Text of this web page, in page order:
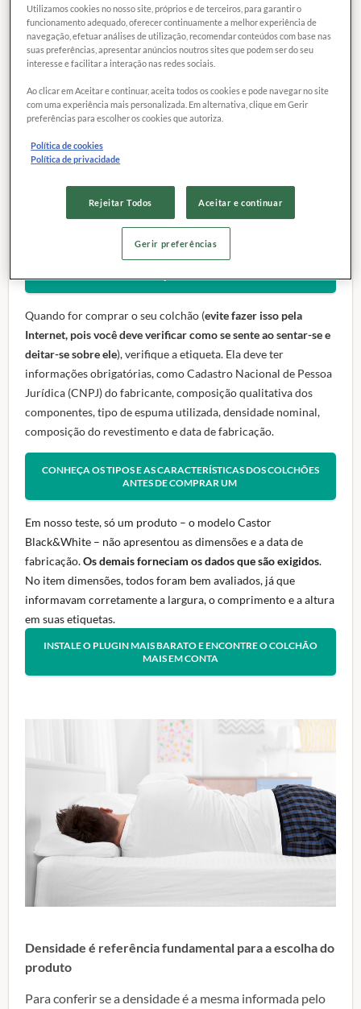
resultados foram similares aos de 2016 e muito
melhores do que os de 2012. A notícia fica melhor ainda,
se você considerar que pode economizar cerca de R$
360, se optar por nossa escolha certa em vez do mais
caro do teste (comparação dos preços mínimos). Vale
lembrar quetodos os modelos testados já são
certificados pelo Instituto Nacional de Metrologia,
Qualidade e Tecnologia (Inmetro)
2015, devem ser vendidos no comércio
órgão. Para os de mola, teremos esta obrigatoriedade somente
DENÚNCIAS DA PROTESTE CONTRIBUÍRAM PARA A
Quando for comprar o seu colchão (evite fazer isso pela
Internet, pois você deve verificar como se sente ao sentar-se e
deitar-se sobre ele), verifique a etiqueta. Ela deve ter
informações obrigatórias, como Cadastro Nacional de Pessoa
Jurídica (CNPJ) do fabricante, composição qualitativa dos
componentes, tipo de espuma utilizada, densidade nominal,
composição do revestimento e data de fabricação.
CONHEÇA OS TIPOS E AS CARACTERÍSTICAS DOS COLCHÕES
ANTES DE COMPRAR UM
Em nosso teste, só um produto – o modelo Castor
Black&White – não apresentou as dimensões e a data de
fabricação.Os demais forneciam os dados que são exigidos.
No item dimensões, todos foram bem avaliados, já que
informavam corretamente a largura, o comprimento e a altura
em suas etiquetas.
INSTALE O PLUGIN MAIS BARATO E ENCONTRE O COLCHÃO
MAIS EM CONTA
Densidade é referência fundamental para a escolha do
produto
Para conferir se a densidade é a mesma informada pelo
Utilizamos cookies no nosso site, próprios e de terceiros, para garantir o
funcionamento adequado, oferecer continuamente a melhor experiência de
navegação, efetuar análises de utilização, recomendar conteúdos com base nas
suas preferências, apresentar anúncios noutros sites que podem ser do seu
interesse e facilitar a interação nas redes sociais.
Ao clicar em Aceitar e continuar, aceita todos os cookies e pode navegar no site
com uma experiência mais personalizada. Em alternativa, clique em Gerir
preferências para escolher os cookies que autoriza.
Política de cookies
Política de privacidade
Rejeitar Todos Aceitar e continuar
Gerir preferências